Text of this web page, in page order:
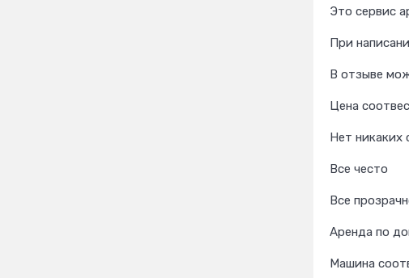
Это сервис
При
В отзыве
Цена
Нет никаких
Все често
Все
Аренда по
Машина